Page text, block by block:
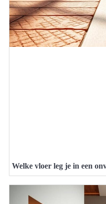
Welke vloer leg je in een